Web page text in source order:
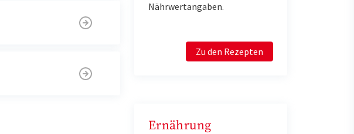
Nährwertangaben.
Zu den Rezepten
Ernährung